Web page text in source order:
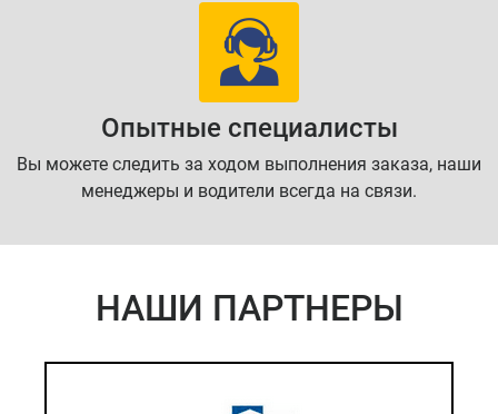
Опытные специалисты
Вы можете следить за ходом выполнения заказа, наши
менеджеры и водители всегда на связи.
НАШИ ПАРТНЕРЫ